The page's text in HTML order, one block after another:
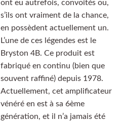
ont eu autrefois, convoités ou,
s’ils ont vraiment de la chance,
en possèdent actuellement un.
L’une de ces légendes est le
Bryston 4B. Ce produit est
fabriqué en continu (bien que
souvent raffiné) depuis 1978.
Actuellement, cet amplificateur
vénéré en est à sa 6ème
génération, et il n’a jamais été